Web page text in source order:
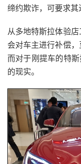
缔约欺诈，可要求其
从多地特斯拉体验
会对车主进行补偿，
而对于刚提车的特
的现实。